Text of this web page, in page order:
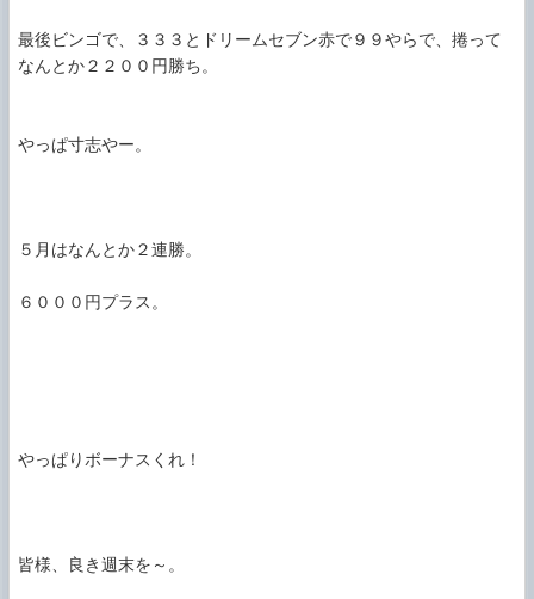
最後ビンゴで、３３３とドリームセブン赤で９９やらで、捲って
なんとか２２００円勝ち。
やっぱ寸志やー。
５月はなんとか２連勝。
６０００円プラス。
やっぱりボーナスくれ！
皆様、良き週末を～。